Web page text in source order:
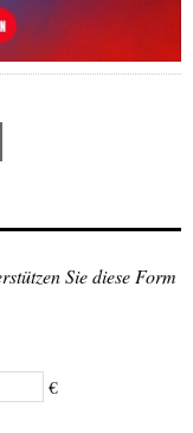
Sie diese Form
€